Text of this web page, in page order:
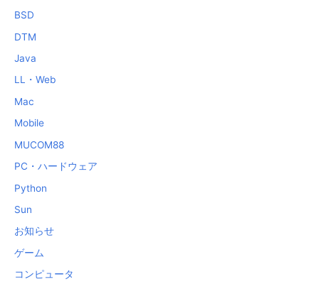
BSD
DTM
Java
LL・Web
Mac
Mobile
MUCOM88
PC・ハードウェア
Python
Sun
お知らせ
ゲーム
コンピュータ